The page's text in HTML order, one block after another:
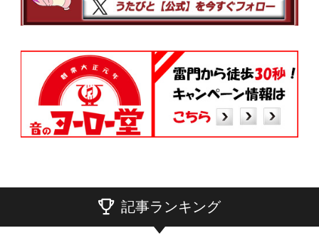
記事ランキング